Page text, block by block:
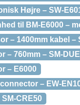
Højre – SW-
til BM-E6000 –
– 1400mm kabel –
760mm – SM-
– E6000
– EW-
CRE50